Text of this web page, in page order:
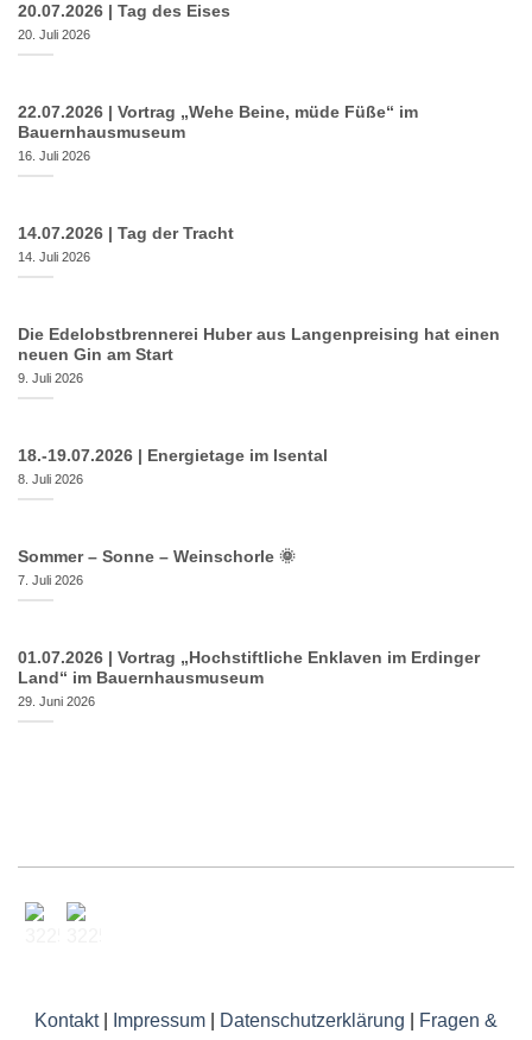
20.07.2026 | Tag des Eises
20. Juli 2026
22.07.2026 | Vortrag „Wehe Beine, müde Füße“ im
Bauernhausmuseum
16. Juli 2026
14.07.2026 | Tag der Tracht
14. Juli 2026
Die Edelobstbrennerei Huber aus Langenpreising hat einen
neuen Gin am Start
9. Juli 2026
18.-19.07.2026 | Energietage im Isental
8. Juli 2026
Sommer – Sonne – Weinschorle 🌞
7. Juli 2026
01.07.2026 | Vortrag „Hochstiftliche Enklaven im Erdinger
Land“ im Bauernhausmuseum
29. Juni 2026
Kontakt| Impressum Datenschutzerklärung
Fragen &